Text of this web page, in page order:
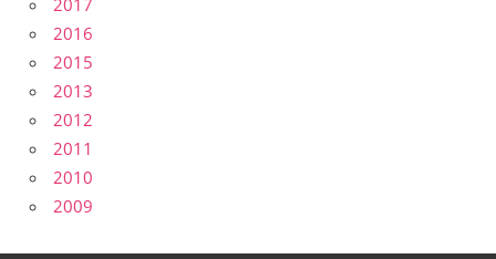
2016
2015
2013
2012
2011
2010
2009